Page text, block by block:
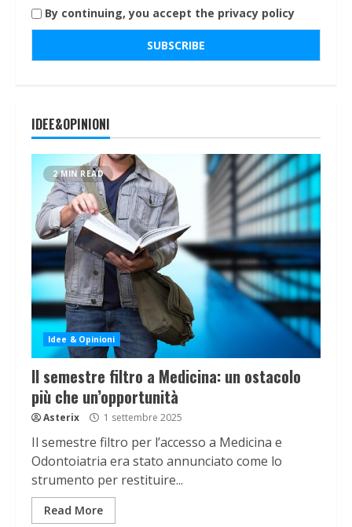
By continuing, you accept the privacy policy
IDEE&OPINIONI
2 MIN READ
Idee & Opinioni
Il semestre filtro a Medicina: un ostacolo
più che un’opportunità
Asterix 1 settembre 2025
Il semestre filtro per l’accesso a Medicina e
Odontoiatria era stato annunciato come lo
strumento per restituire...
Read More